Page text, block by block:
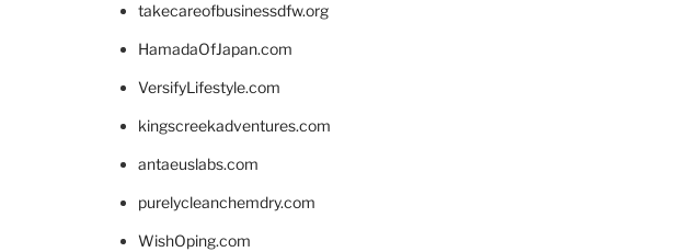
takecareofbusinessdfw.org
HamadaOfJapan.com
VersifyLifestyle.com
kingscreekadventures.com
antaeuslabs.com
purelycleanchemdry.com
WishOping.com